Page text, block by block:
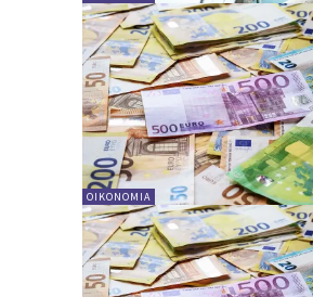
ΟΙΚΟΝΟΜΊΑ